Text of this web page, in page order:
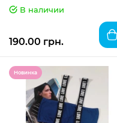
В наличии
190.00 грн.
Новинка